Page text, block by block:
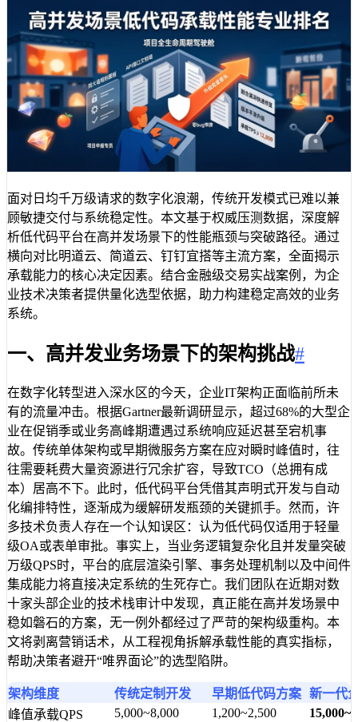
面对日均千万级请求的数字化浪潮，传统开发模式已难以兼
顾敏捷交付与系统稳定性。本文基于权威压测数据，深度解
析低代码平台在高并发场景下的性能瓶颈与突破路径。通过
横向对比明道云、简道云、钉钉宜搭等主流方案，全面揭示
承载能力的核心决定因素。结合金融级交易实战案例，为企
业技术决策者提供量化选型依据，助力构建稳定高效的业务
系统。
一、高并发业务场景下的架构挑战#
在数字化转型进入深水区的今天，企业IT架构正面临前所未
有的流量冲击。根据Gartner最新调研显示，超过68%的大型企
业在促销季或业务高峰期遭遇过系统响应延迟甚至宕机事
故。传统单体架构或早期微服务方案在应对瞬时峰值时，往
往需要耗费大量资源进行冗余扩容，导致TCO（总拥有成
本）居高不下。此时，低代码平台凭借其声明式开发与自动
化编排特性，逐渐成为缓解研发瓶颈的关键抓手。然而，许
多技术负责人存在一个认知误区：认为低代码仅适用于轻量
级OA或表单审批。事实上，当业务逻辑复杂化且并发量突破
万级QPS时，平台的底层渲染引擎、事务处理机制以及中间件
集成能力将直接决定系统的生死存亡。我们团队在近期对数
十家头部企业的技术栈审计中发现，真正能在高并发场景中
稳如磐石的方案，无一例外都经过了严苛的架构级重构。本
文将剥离营销话术，从工程视角拆解承载性能的真实指标，
帮助决策者避开“唯界面论”的选型陷阱。
架构维度 传统定制开发 早期低代码方案 新一代
峰值承载QPS
5,000~8,000 1,200~2,500